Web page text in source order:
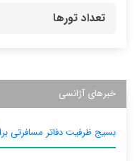
تعداد تورها
خبرهای آژانسی
بسیج ظرفیت دفاتر مسافرتی